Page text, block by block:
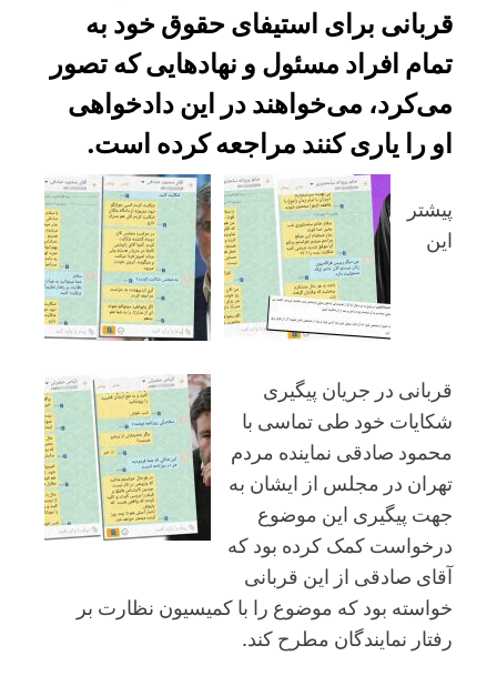
قربانی برای استیفای حقوق خود به
تمام افراد مسئول و نهادهایی که تصور
می‌کرد، می‌خواهند در این دادخواهی
او را یاری کنند مراجعه کرده است.
پیشتر
این
قربانی در جریان پیگیری
شکایات خود طی تماسی با
محمود صادقی نماینده مردم
تهران در مجلس از ایشان به
جهت پیگیری این موضوع
درخواست کمک کرده بود که
آقای صادقی از این قربانی
خواسته بود که موضوع را با کمیسیون نظارت بر
رفتار نمایندگان مطرح کند.